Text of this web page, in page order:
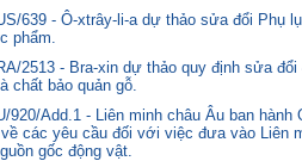
639 - Ô-xtrây-li-a dự thảo sửa đổi Phụ
phẩm.
2513 - Bra-xin dự thảo quy định sửa
chất bảo quản gỗ.
920/Add.1 - Liên minh châu Âu ban
về các yêu cầu đối với việc đưa vào
gốc động vật.